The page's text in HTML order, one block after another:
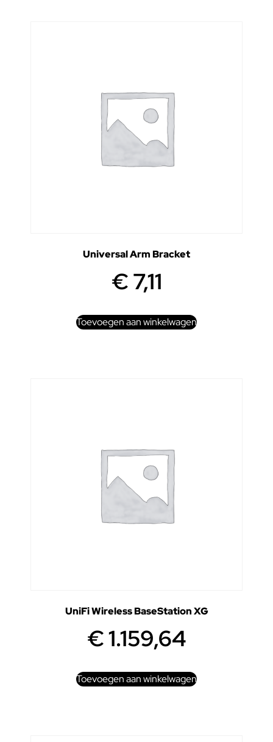
Universal Arm Bracket
€7,11
Toevoegen aan winkelwagen
UniFi Wireless BaseStation XG
€1.159,64
Toevoegen aan winkelwagen